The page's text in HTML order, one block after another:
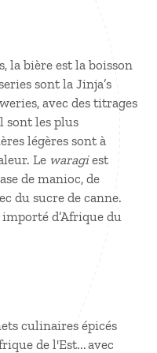
la bière est la boisson
sont la Jinja’s
avec des titrages
sont les plus
légères sont à
Le waragiest
de manioc, de
du sucre de canne.
d’Afrique du
culinaires épicés
de l'Est... avec